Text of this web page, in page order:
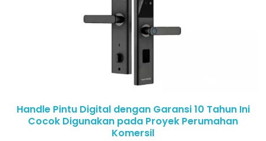
Handle Pintu Digital dengan Garansi 10 Tahun Ini
Cocok Digunakan pada Proyek Perumahan
Komersil